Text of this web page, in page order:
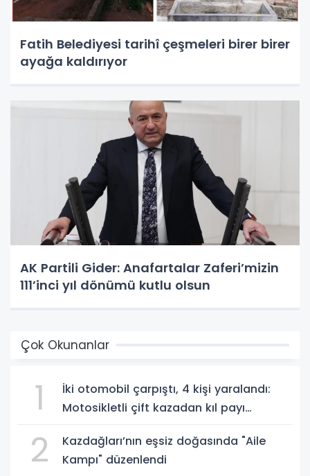
Fatih Belediyesi tarihî çeşmeleri birer birer
ayağa kaldırıyor
AK Partili Gider: Anafartalar Zaferi’mizin
111’inci yıl dönümü kutlu olsun
Çok Okunanlar
1
İki otomobil çarpıştı, 4 kişi yaralandı:
Motosikletli çift kazadan kıl payı
2
Kazdağları’nın eşsiz doğasında "Aile
Kampı" düzenlendi